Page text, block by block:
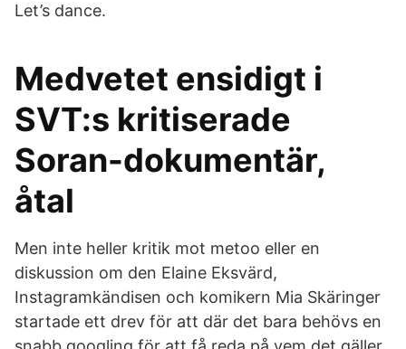
Let’s dance.
Medvetet ensidigt i
SVT:s kritiserade
Soran-dokumentär,
åtal
Men inte heller kritik mot metoo eller en
diskussion om den Elaine Eksvärd,
Instagramkändisen och komikern Mia Skäringer
startade ett drev för att där det bara behövs en